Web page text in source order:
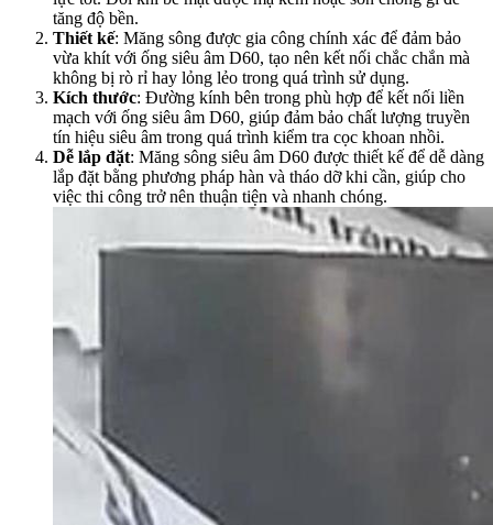
tăng độ bền.
Thiết kế: Măng sông được gia công chính xác để đảm bảo
vừa khít với ống siêu âm D60, tạo nên kết nối chắc chắn mà
không bị rò rỉ hay lỏng lẻo trong quá trình sử dụng.
Kích thước: Đường kính bên trong phù hợp để kết nối liền
mạch với ống siêu âm D60, giúp đảm bảo chất lượng truyền
tín hiệu siêu âm trong quá trình kiểm tra cọc khoan nhồi.
Dễ lắp đặt: Măng sông siêu âm D60 được thiết kế để dễ dàng
lắp đặt bằng phương pháp hàn và tháo dỡ khi cần, giúp cho
việc thi công trở nên thuận tiện và nhanh chóng.